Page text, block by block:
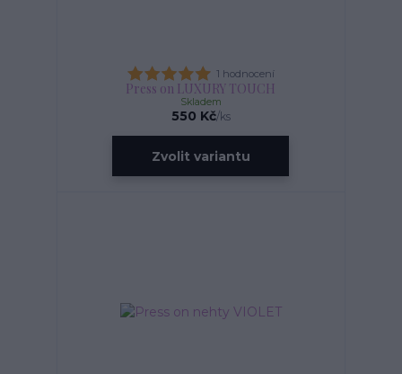
1 hodnocení
Press on LUXURY TOUCH
550 Kč/ks
Skladem
Zvolit variantu